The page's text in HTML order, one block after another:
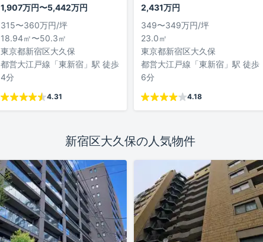
1,907万円〜5,442万円
315〜360万円/坪
18.94㎡〜50.3㎡
東京都新宿区大久保
都営大江戸線「東新宿」駅 徒歩
4分
4.31
2,431万円
349〜349万円/坪
23.0㎡
東京都新宿区大久保
都営大江戸線「東新宿」駅 徒歩
6分
4.18
新宿区大久保の人気物件